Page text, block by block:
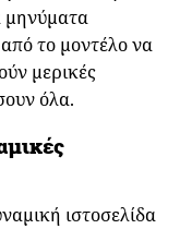
μηνύματα
το μοντέλο να
μερικές
όλα.
ιστοσελίδα